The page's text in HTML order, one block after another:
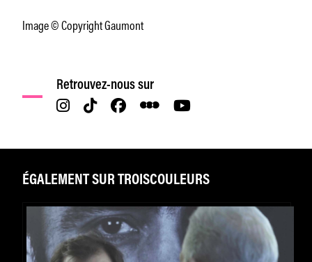
Image © Copyright Gaumont
Retrouvez-nous sur
ÉGALEMENT SUR TROISCOULEURS